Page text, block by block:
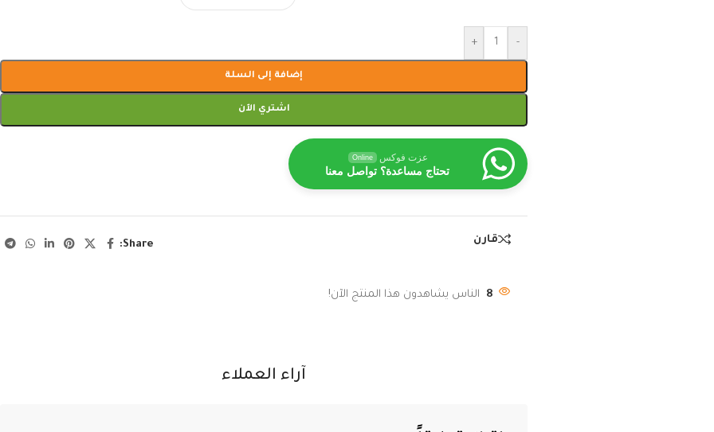
-
+
إضافة إلى السلة
اشتري الآن
عزت فوكس Online
تحتاج مساعدة؟ تواصل معنا
قارن Share:
8 الناس يشاهدون هذا المنتج الآن!
آراء العملاء